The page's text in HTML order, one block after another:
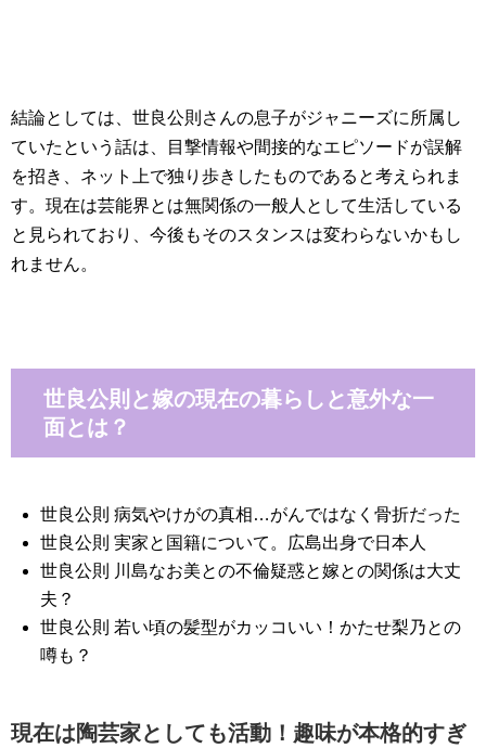
結論としては、世良公則さんの息子がジャニーズに所属し
ていたという話は、目撃情報や間接的なエピソードが誤解
を招き、ネット上で独り歩きしたものであると考えられま
す。現在は芸能界とは無関係の一般人として生活している
と見られており、今後もそのスタンスは変わらないかもし
れません。
世良公則と嫁の現在の暮らしと意外な一
面とは？
世良公則 病気やけがの真相…がんではなく骨折だった
世良公則 実家と国籍について。広島出身で日本人
世良公則 川島なお美との不倫疑惑と嫁との関係は大丈
夫？
世良公則 若い頃の髪型がカッコいい！かたせ梨乃との
噂も？
現在は陶芸家としても活動！趣味が本格的すぎ